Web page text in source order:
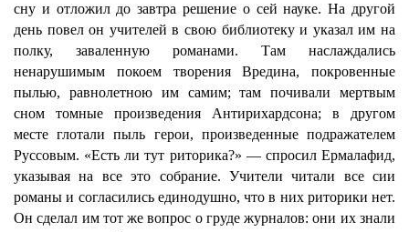
сну и отложил до завтра решение о сей науке. На другой
день повел он учителей в свою библиотеку и указал им на
полку, заваленную романами. Там наслаждались
ненарушимым покоем творения Вредина, покровенные
пылью, равнолетною им самим; там почивали мертвым
сном томные произведения Антирихардсона; в другом
месте глотали пыль герои, произведенные подражателем
Руссовым. «Есть ли тут риторика?» — спросил Ермалафид,
указывая на все это собрание. Учители читали все сии
романы и согласились единодушно, что в них риторики нет.
Он сделал им тот же вопрос о груде журналов: они их знали